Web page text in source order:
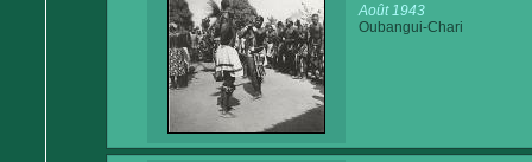
Août 1943
Oubangui-Chari